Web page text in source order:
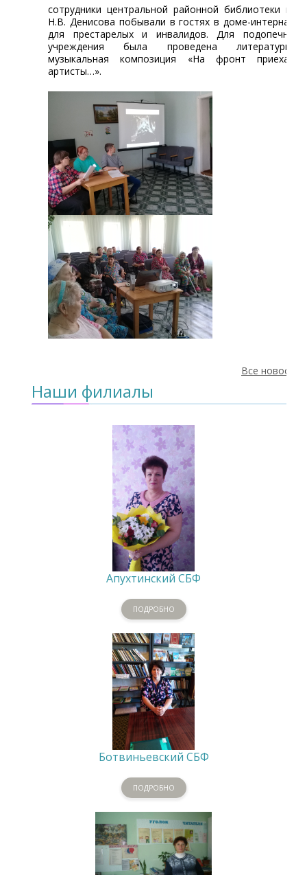
сотрудники центральной районной библиотеки им.
Н.В. Денисова побывали в гостях в доме-интернате
для престарелых и инвалидов. Для подопечных
учреждения была проведена литературно-
музыкальная композиция «На фронт приехали
артисты…».
Все новости
Наши филиалы
Апухтинский СБФ
ПОДРОБНО
Ботвиньевский СБФ
ПОДРОБНО